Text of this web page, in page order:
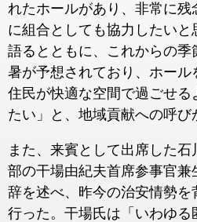
れたホールがあり、非常に
に組合としても協力したいと
語るとともに、これからの季
暑が予想されており、ホー
住民が快適な空間で過ごせる
たい」と、地域貢献への呼び
また、来賓として出席した
部の干場由紀夫首席参事官
辞を述べ、昨今の治安情勢を
行った。干場氏は「いわゆる